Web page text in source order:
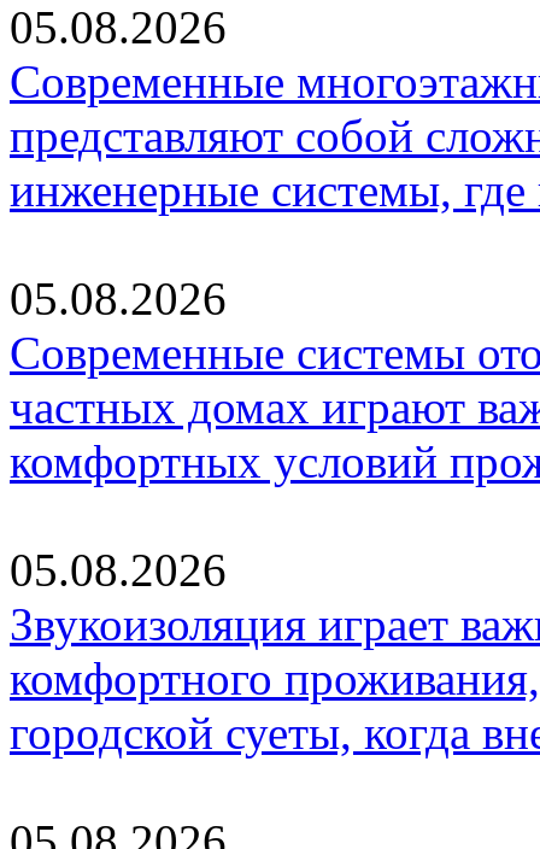
05.08.2026
Современные
представляют собой
инженерные системы,
05.08.2026
Современные системы
частных домах играют
комфортных условий
05.08.2026
Звукоизоляция играет
комфортного
городской суеты, когда